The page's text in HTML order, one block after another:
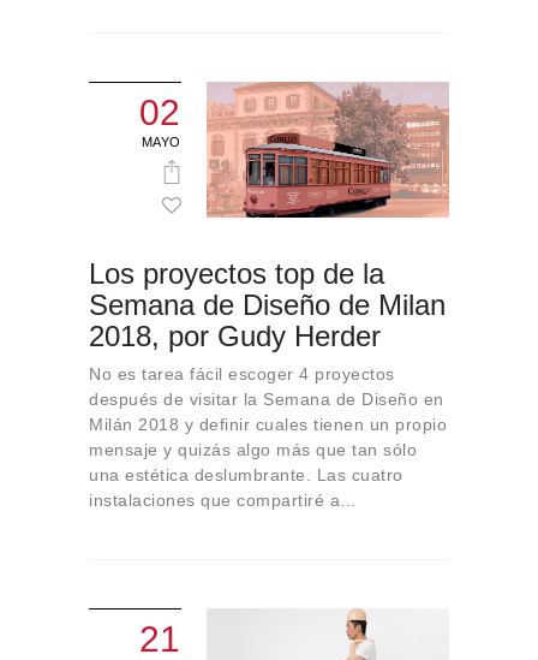
02
MAYO
Los proyectos top de la
Semana de Diseño de Milan
2018, por Gudy Herder
No es tarea fácil escoger 4 proyectos
después de visitar la Semana de Diseño en
Milán 2018 y definir cuales tienen un propio
mensaje y quizás algo más que tan sólo
una estética deslumbrante. Las cuatro
instalaciones que compartiré a…
21